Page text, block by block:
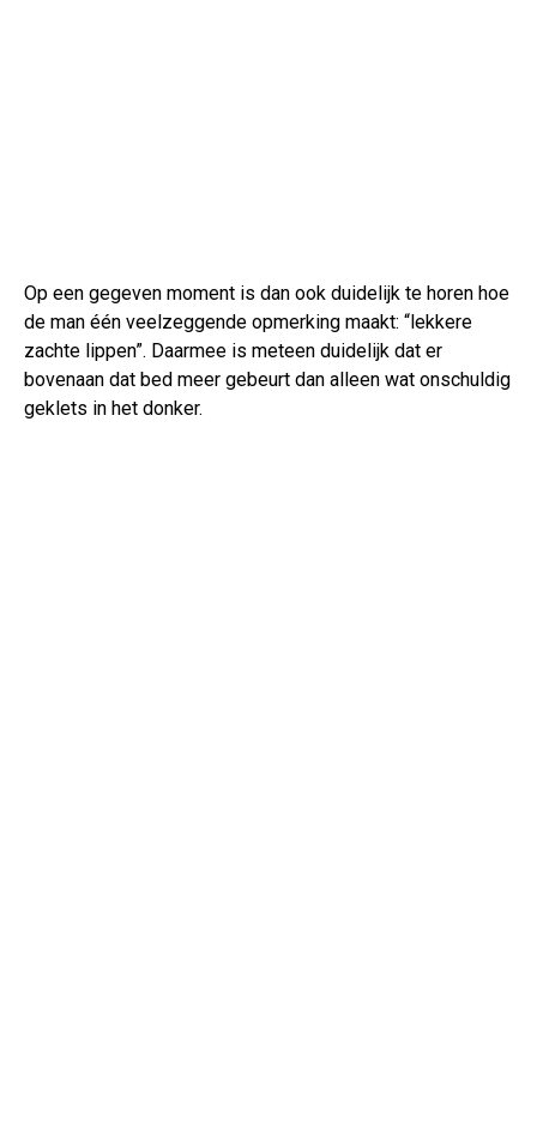
Op een gegeven moment is dan ook duidelijk te horen hoe
de man één veelzeggende opmerking maakt: “lekkere
zachte lippen”. Daarmee is meteen duidelijk dat er
bovenaan dat bed meer gebeurt dan alleen wat onschuldig
geklets in het donker.